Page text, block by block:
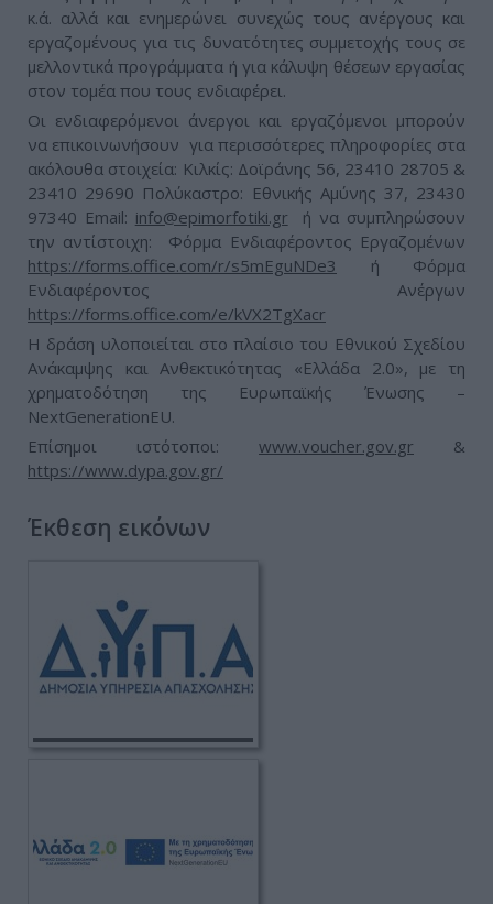
κ.ά. αλλά και ενημερώνει συνεχώς τους ανέργους και
εργαζομένους για τις δυνατότητες συμμετοχής τους σε
μελλοντικά προγράμματα ή για κάλυψη θέσεων εργασίας
στον τομέα που τους ενδιαφέρει.
Οι ενδιαφερόμενοι άνεργοι και εργαζόμενοι μπορούν
να επικοινωνήσουν για περισσότερες πληροφορίες στα
ακόλουθα στοιχεία: Κιλκίς: Δοϊράνης 56, 23410 28705 &
23410 29690 Πολύκαστρο: Εθνικής Αμύνης 37, 23430
97340 Email: info@epimorfotiki.gr ή να συμπληρώσουν
την αντίστοιχη: Φόρμα Ενδιαφέροντος Εργαζομένων
https://forms.office.com/r/s5mEguNDe3 ή Φόρμα
Ενδιαφέροντος Ανέργων
https://forms.office.com/e/kVX2TgXacr
Η δράση υλοποιείται στο πλαίσιο του Εθνικού Σχεδίου
Ανάκαμψης και Ανθεκτικότητας «Ελλάδα 2.0», με τη
χρηματοδότηση της Ευρωπαϊκής Ένωσης –
NextGenerationEU.
Επίσημοι ιστότοποι: www.voucher.gov.gr &
https://www.dypa.gov.gr/
Έκθεση εικόνων